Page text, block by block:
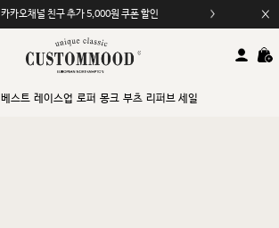
카카오채널 친구 추가 5,000원 쿠폰 할인
베스트 레이스업 로퍼 몽크 부츠 리퍼브 세일